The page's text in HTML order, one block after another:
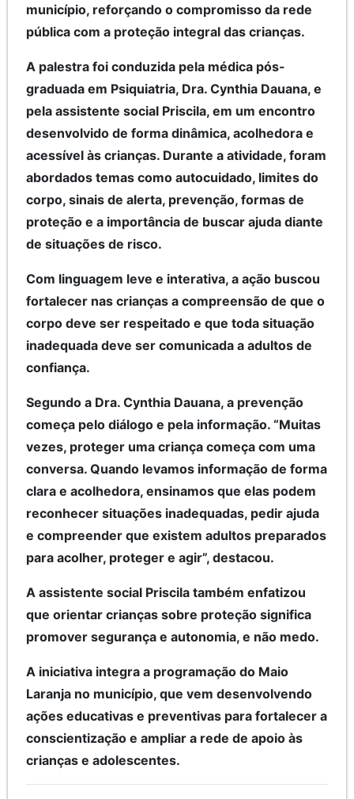
município, reforçando o compromisso da rede
pública com a proteção integral das crianças.
A palestra foi conduzida pela médica pós-
graduada em Psiquiatria, Dra. Cynthia Dauana, e
pela assistente social Priscila, em um encontro
desenvolvido de forma dinâmica, acolhedora e
acessível às crianças. Durante a atividade, foram
abordados temas como autocuidado, limites do
corpo, sinais de alerta, prevenção, formas de
proteção e a importância de buscar ajuda diante
de situações de risco.
Com linguagem leve e interativa, a ação buscou
fortalecer nas crianças a compreensão de que o
corpo deve ser respeitado e que toda situação
inadequada deve ser comunicada a adultos de
confiança.
Segundo a Dra. Cynthia Dauana, a prevenção
começa pelo diálogo e pela informação. “Muitas
vezes, proteger uma criança começa com uma
conversa. Quando levamos informação de forma
clara e acolhedora, ensinamos que elas podem
reconhecer situações inadequadas, pedir ajuda
e compreender que existem adultos preparados
para acolher, proteger e agir”, destacou.
A assistente social Priscila também enfatizou
que orientar crianças sobre proteção significa
promover segurança e autonomia, e não medo.
A iniciativa integra a programação do Maio
Laranja no município, que vem desenvolvendo
ações educativas e preventivas para fortalecer a
conscientização e ampliar a rede de apoio às
crianças e adolescentes.